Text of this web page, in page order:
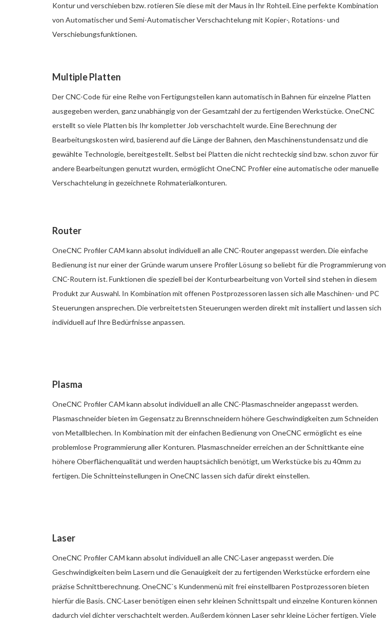
Kontur und verschieben bzw. rotieren Sie diese mit der Maus in Ihr Rohteil. Eine perfekte Kombination
von Automatischer und Semi-Automatischer Verschachtelung mit Kopier-, Rotations- und
Verschiebungsfunktionen.
Multiple Platten
Der CNC-Code für eine Reihe von Fertigungsteilen kann automatisch in Bahnen für einzelne Platten
ausgegeben werden, ganz unabhängig von der Gesamtzahl der zu fertigenden Werkstücke. OneCNC
erstellt so viele Platten bis Ihr kompletter Job verschachtelt wurde. Eine Berechnung der
Bearbeitungskosten wird, basierend auf die Länge der Bahnen, den Maschinenstundensatz und die
gewählte Technologie, bereitgestellt. Selbst bei Platten die nicht rechteckig sind bzw. schon zuvor für
andere Bearbeitungen genutzt wurden, ermöglicht OneCNC Profiler eine automatische oder manuelle
Verschachtelung in gezeichnete Rohmaterialkonturen.
Router
OneCNC Profiler CAM kann absolut individuell an alle CNC-Router angepasst werden. Die einfache
Bedienung ist nur einer der Gründe warum unsere Profiler Lösung so beliebt für die Programmierung von
CNC-Routern ist. Funktionen die speziell bei der Konturbearbeitung von Vorteil sind stehen in diesem
Produkt zur Auswahl. In Kombination mit offenen Postprozessoren lassen sich alle Maschinen- und PC
Steuerungen ansprechen. Die verbreitetsten Steuerungen werden direkt mit installiert und lassen sich
individuell auf Ihre Bedürfnisse anpassen.
Plasma
OneCNC Profiler CAM kann absolut individuell an alle CNC-Plasmaschneider angepasst werden.
Plasmaschneider bieten im Gegensatz zu Brennschneidern höhere Geschwindigkeiten zum Schneiden
von Metallblechen. In Kombination mit der einfachen Bedienung von OneCNC ermöglicht es eine
problemlose Programmierung aller Konturen. Plasmaschneider erreichen an der Schnittkante eine
höhere Oberflächenqualität und werden hauptsächlich benötigt, um Werkstücke bis zu 40mm zu
fertigen. Die Schnitteinstellungen in OneCNC lassen sich dafür direkt einstellen.
Laser
OneCNC Profiler CAM kann absolut individuell an alle CNC-Laser angepasst werden. Die
Geschwindigkeiten beim Lasern und die Genauigkeit der zu fertigenden Werkstücke erfordern eine
präzise Schnittberechnung. OneCNC`s Kundenmenü mit frei einstellbaren Postprozessoren bieten
hierfür die Basis. CNC-Laser benötigen einen sehr kleinen Schnittspalt und einzelne Konturen können
dadurch viel dichter verschachtelt werden. Außerdem können Laser sehr kleine Löcher fertigen. Viele